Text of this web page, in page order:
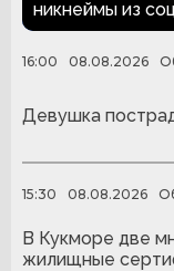
никнеймы из
16:00 08.08.2026
Девушка
15:30 08.08.2026
В Кукморе две
жилищные